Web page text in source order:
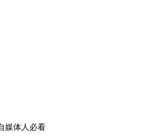
媒体人必看